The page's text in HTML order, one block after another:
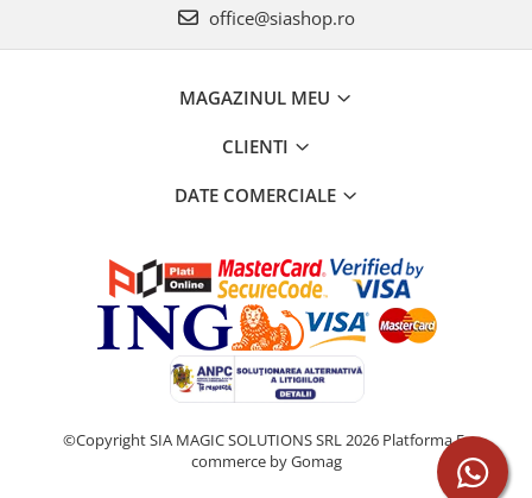
office@siashop.ro
MAGAZINUL MEU
CLIENTI
DATE COMERCIALE
©Copyright SIA MAGIC SOLUTIONS SRL 2026 Platforma E-
commerce by Gomag